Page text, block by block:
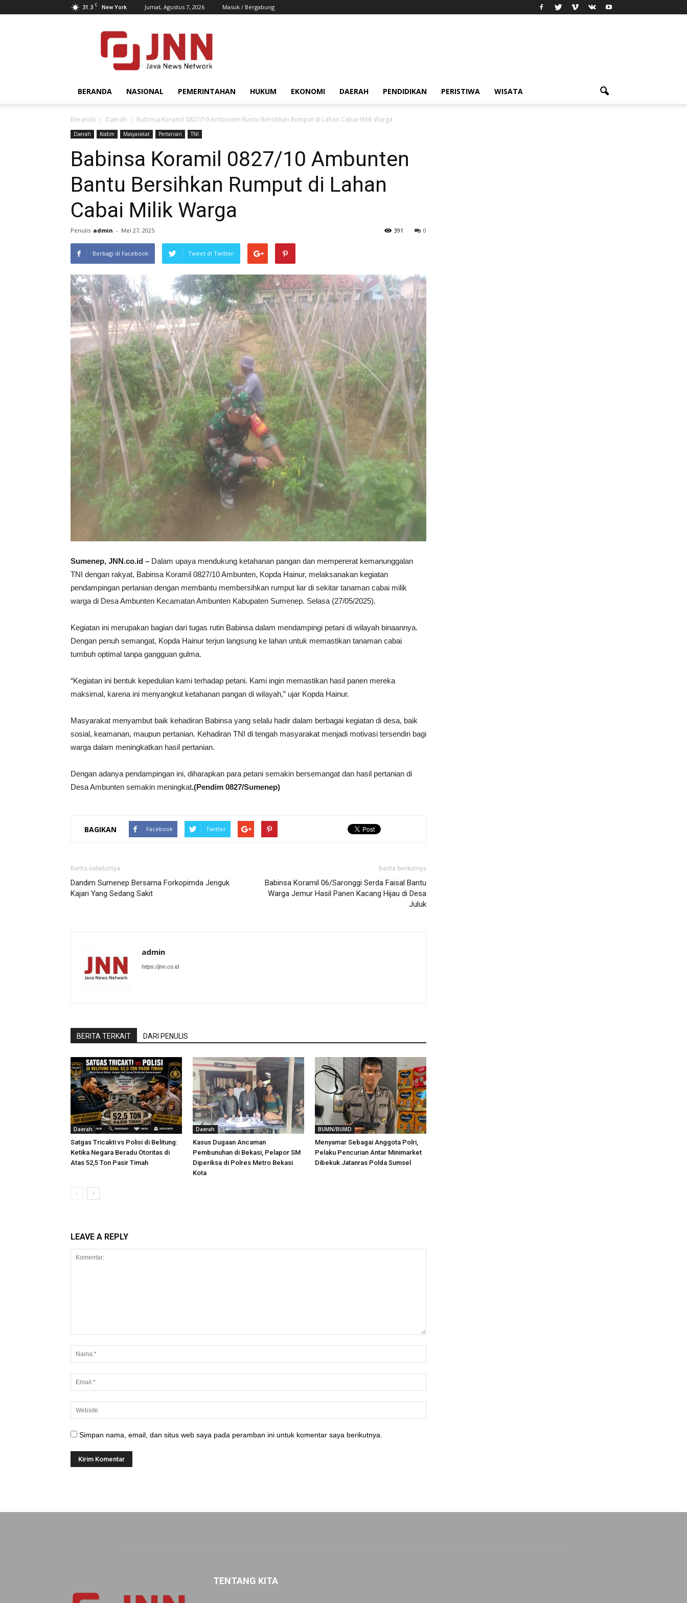
31.3 C New York Jumat, Agustus 7, 2026 Masuk / Bergabung
JNN.co.id
BERANDA NASIONAL PEMERINTAHAN HUKUM EKONOMI DAERAH PENDIDIKAN PERISTIWA WISATA
Beranda Daerah Babinsa Koramil 0827/10 Ambunten Bantu Bersihkan Rumput di Lahan Cabai Milik Warga
Daerah Kodim Masyarakat Pertanian TNI
Babinsa Koramil 0827/10 Ambunten
Bantu Bersihkan Rumput di Lahan
Cabai Milik Warga
Penulis admin - Mei 27, 2025 0
391
Berbagi di Facebook Tweet di Twitter
Sumenep, JNN.co.id – Dalam upaya mendukung ketahanan pangan dan mempererat kemanunggalan
TNI dengan rakyat, Babinsa Koramil 0827/10 Ambunten, Kopda Hainur, melaksanakan kegiatan
pendampingan pertanian dengan membantu membersihkan rumput liar di sekitar tanaman cabai milik
warga di Desa Ambunten Kecamatan Ambunten Kabupaten Sumenep. Selasa (27/05/2025).
Kegiatan ini merupakan bagian dari tugas rutin Babinsa dalam mendampingi petani di wilayah binaannya.
Dengan penuh semangat, Kopda Hainur terjun langsung ke lahan untuk memastikan tanaman cabai
tumbuh optimal tanpa gangguan gulma.
“Kegiatan ini bentuk kepedulian kami terhadap petani. Kami ingin memastikan hasil panen mereka
maksimal, karena ini menyangkut ketahanan pangan di wilayah,” ujar Kopda Hainur.
Masyarakat menyambut baik kehadiran Babinsa yang selalu hadir dalam berbagai kegiatan di desa, baik
sosial, keamanan, maupun pertanian. Kehadiran TNI di tengah masyarakat menjadi motivasi tersendiri bagi
warga dalam meningkatkan hasil pertanian.
Dengan adanya pendampingan ini, diharapkan para petani semakin bersemangat dan hasil pertanian di
Desa Ambunten semakin meningkat.(Pendim 0827/Sumenep)
BAGIKAN Facebook Twitter
Berita sebelumya
Dandim Sumenep Bersama Forkopimda Jenguk
Kajari Yang Sedang Sakit
Berita berikutnya
Babinsa Koramil 06/Saronggi Serda Faisal Bantu
Warga Jemur Hasil Panen Kacang Hijau di Desa
Juluk
admin
https://jnn.co.id
BERITA TERKAIT DARI PENULIS
Daerah
Satgas Tricakti vs Polisi di Belitung:
Ketika Negara Beradu Otoritas di
Atas 52,5 Ton Pasir Timah
Daerah
Kasus Dugaan Ancaman
Pembunuhan di Bekasi, Pelapor SM
Diperiksa di Polres Metro Bekasi
Kota
BUMN/BUMD
Menyamar Sebagai Anggota Polri,
Pelaku Pencurian Antar Minimarket
Dibekuk Jatanras Polda Sumsel
LEAVE A REPLY
Simpan nama, email, dan situs web saya pada peramban ini untuk komentar saya berikutnya.
TENTANG KITA